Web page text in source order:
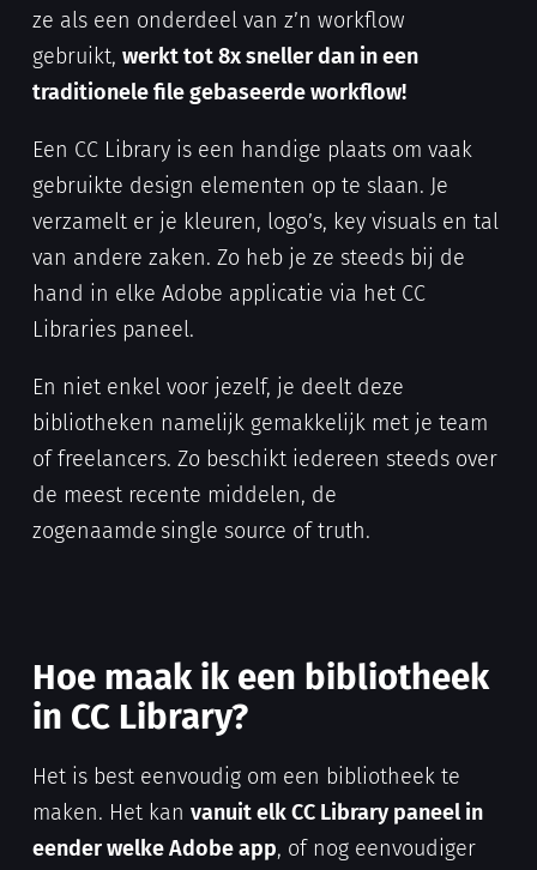
ze als een onderdeel van z’n workflow
gebruikt, werkt tot 8x sneller dan in een
traditionele file gebaseerde workflow!
Een CC Library is een handige plaats om vaak
gebruikte design elementen op te slaan. Je
verzamelt er je kleuren, logo’s, key visuals en tal
van andere zaken. Zo heb je ze steeds bij de
hand in elke Adobe applicatie via het CC
Libraries paneel.
En niet enkel voor jezelf, je deelt deze
bibliotheken namelijk gemakkelijk met je team
of freelancers. Zo beschikt iedereen steeds over
de meest recente middelen, de
zogenaamde single source of truth.
Hoe maak ik een bibliotheek
in CC Library?
Het is best eenvoudig om een bibliotheek te
maken. Het kan vanuit elk CC Library paneel in
eender welke Adobe app, of nog eenvoudiger